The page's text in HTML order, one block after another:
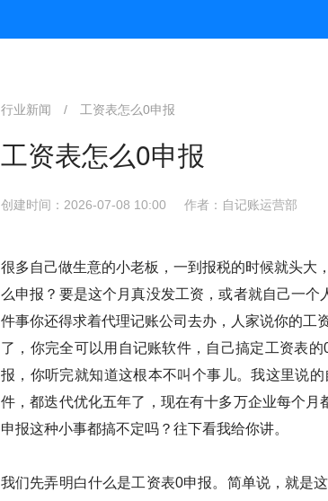
行业新闻 / 工资表怎么0申报
工资表怎么0申报
创建时间：2026-07-08 10:00 作者：自记账运营部
很多自己做生意的小老板，一到报税的时候就头大
么申报？要是这个月真没发工资，或者就自己一
件事你还得求着代理记账公司去办，人家说你的工
了，你完全可以用自记账软件，自己搞定工资表
报，你听完就知道这根本不叫个事儿。我这里说
件，都迭代优化五年了，现在有十多万企业每个
申报这种小事都搞不定吗？往下看我给你讲。
我们先弄明白什么是工资表0申报。简单说，就是